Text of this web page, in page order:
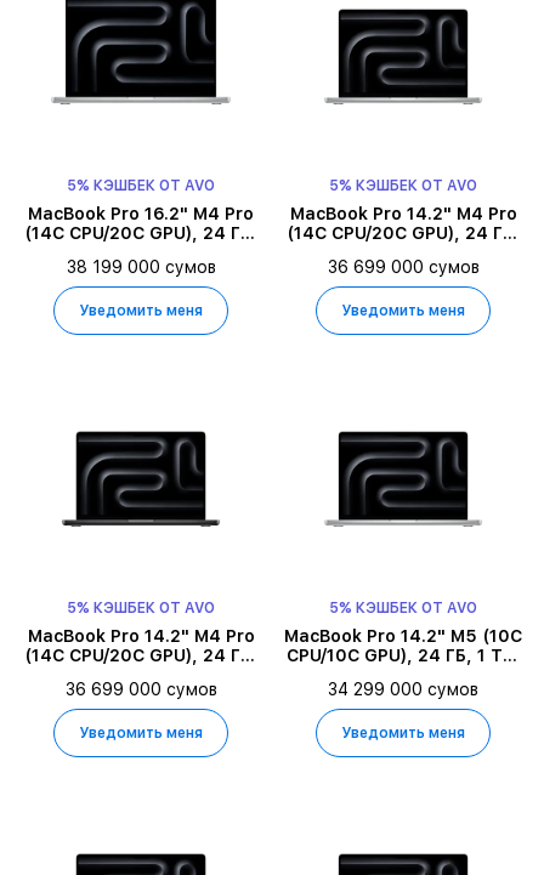
5% КЭШБЕК ОТ AVO
MacBook Pro 16.2" M4 Pro
(14C CPU/20C GPU), 24 ГБ,
38 199 000 сумов
Уведомить меня
5% КЭШБЕК ОТ AVO
MacBook Pro 14.2" M4 Pro
(14C CPU/20C GPU), 24 ГБ,
36 699 000 сумов
Уведомить меня
5% КЭШБЕК ОТ AVO
MacBook Pro 14.2" M4 Pro
(14C CPU/20C GPU), 24 ГБ,
36 699 000 сумов
Уведомить меня
5% КЭШБЕК ОТ AVO
MacBook Pro 14.2" M5 (10C
CPU/10C GPU), 24 ГБ, 1 ТБ,
34 299 000 сумов
Уведомить меня